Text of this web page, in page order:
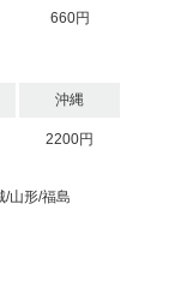
660円
沖縄
2200円
山形/福島